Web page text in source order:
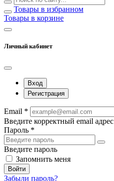
Товары в избранном
Товары в корзине
Личный кабинет
Вход
Регистрация
Email *
Введите корректный email адрес
Пароль *
Введите пароль
Запомнить меня
Войти
Забыли пароль?